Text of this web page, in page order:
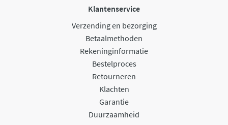
Klantenservice
Verzending en bezorging
Betaalmethoden
Rekeninginformatie
Bestelproces
Retourneren
Klachten
Garantie
Duurzaamheid